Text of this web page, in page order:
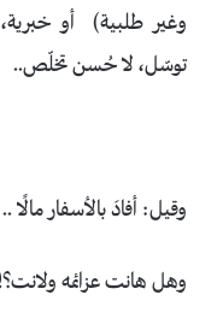
وغير طلبية) أو
توسّل، لا حُسن تخلّص..
وقيل: أفادَ بالأسفار مالًا
وهل هانت عزائمه